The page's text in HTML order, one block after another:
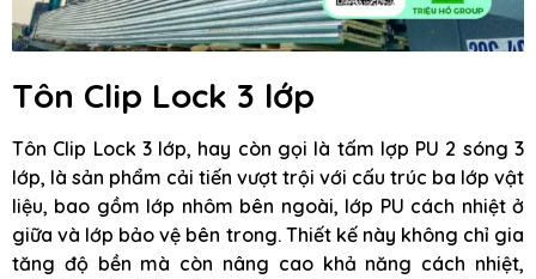
Tôn Clip Lock 3 lớp
Tôn Clip Lock 3 lớp, hay còn gọi là tấm lợp PU 2 sóng 3
lớp, là sản phẩm cải tiến vượt trội với cấu trúc ba lớp vật
liệu, bao gồm lớp nhôm bên ngoài, lớp PU cách nhiệt ở
giữa và lớp bảo vệ bên trong. Thiết kế này không chỉ gia
tăng độ bền mà còn nâng cao khả năng cách nhiệt,